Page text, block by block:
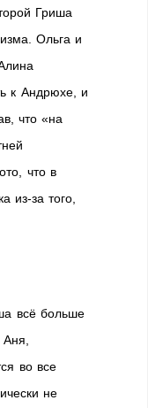
Гриша
Ольга и
к Андрюхе, и
что «на
что в
из-за того,
всё больше
во все
не